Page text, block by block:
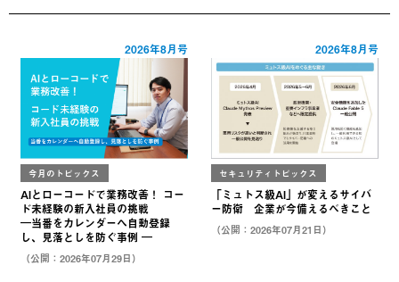
2026年8月号
今月のトピックス
AIとローコードで業務改善！ コー
ド未経験の新入社員の挑戦
―当番をカレンダーへ自動登録
し、見落としを防ぐ事例 ―
（公開：2026年07月29日）
2026年8月号
セキュリティトピックス
「ミュトス級AI」が変えるサイバ
ー防衛 企業が今備えるべきこと
（公開：2026年07月21日）